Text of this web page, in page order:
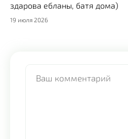
здарова ебланы, батя дома)
19 июля 2026